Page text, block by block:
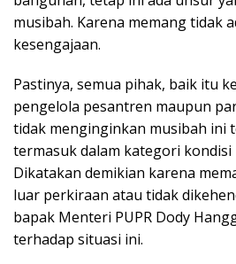
musibah. Karena memang tidak
kesengajaan.
Pastinya, semua pihak, baik itu
pengelola pesantren maupun
tidak menginginkan musibah ini
termasuk dalam kategori kondisi
Dikatakan demikian karena
luar perkiraan atau tidak
bapak Menteri PUPR Dody
terhadap situasi ini.